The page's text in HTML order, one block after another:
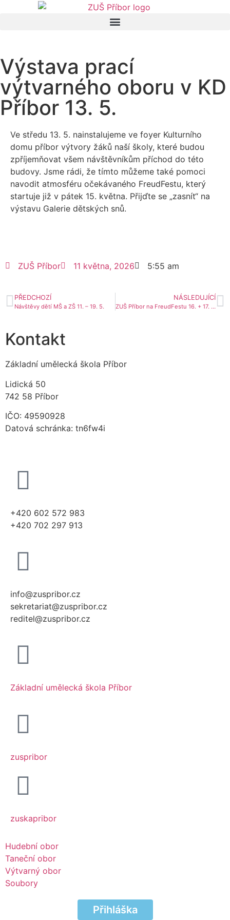
Výstava prací
výtvarného oboru v KD
Příbor 13. 5.
Ve středu 13. 5. nainstalujeme ve foyer Kulturního
domu příbor výtvory žáků naší školy, které budou
zpříjemňovat všem návštěvníkům příchod do této
budovy. Jsme rádi, že tímto můžeme také pomoci
navodit atmosféru očekávaného FreudFestu, který
startuje již v pátek 15. května. Přijďte se „zasnít“ na
výstavu Galerie dětských snů.
ZUŠ Příbor 11 května, 2026 5:55 am
PŘEDCHOZÍ
Návštěvy dětí MŠ a ZŠ 11. – 19. 5.
NÁSLEDUJÍCÍ
ZUŠ Příbor na FreudFestu 16. + 17. 5.
Kontakt
Základní umělecká škola Příbor
Lidická 50
742 58 Příbor
IČO: 49590928
Datová schránka: tn6fw4i
+420 602 572 983
+420 702 297 913
info@zuspribor.cz
sekretariat@zuspribor.cz
reditel@zuspribor.cz
Základní umělecká škola Příbor
zuspribor
zuskapribor
Hudební obor
Taneční obor
Výtvarný obor
Soubory
Přihláška